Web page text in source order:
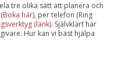
tre olika sätt att planera och
här), per telefon (Ring
(länk). Självklart har
Hur kan vi bäst hjälpa